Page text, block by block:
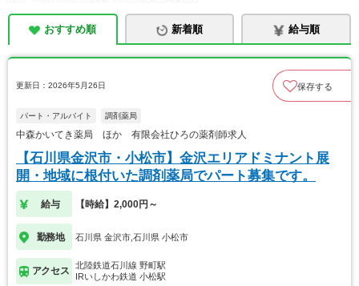
おすすめ順 新着順 給与順
更新日：2026年5月26日 保存する
パート・アルバイト 調剤薬局
中森かいてき薬局 ほか 有限会社ひろの薬剤師求人
【石川県金沢市・小松市】金沢エリアドミナント展
開・地域に根付いた調剤薬局でパート募集です。
給与 【時給】2,000円～
勤務地 石川県 金沢市,石川県 小松市
アクセス
北陸鉄道石川線 野町駅
IRいしかわ鉄道 小松駅